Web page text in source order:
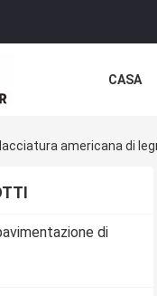
CASA
americana di
di